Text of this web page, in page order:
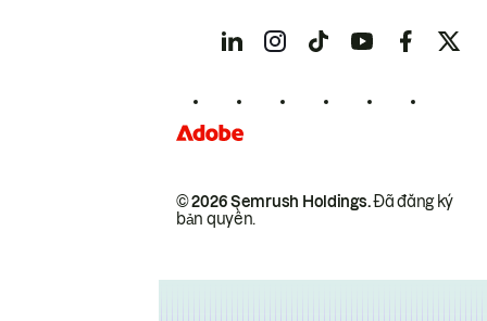
© 2026 Semrush Holdings.Đã đăng ký
bản quyền.